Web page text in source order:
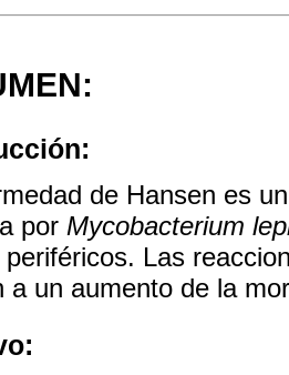
de Hansen es
por Mycobacterium
periféricos. Las
a un aumento de la